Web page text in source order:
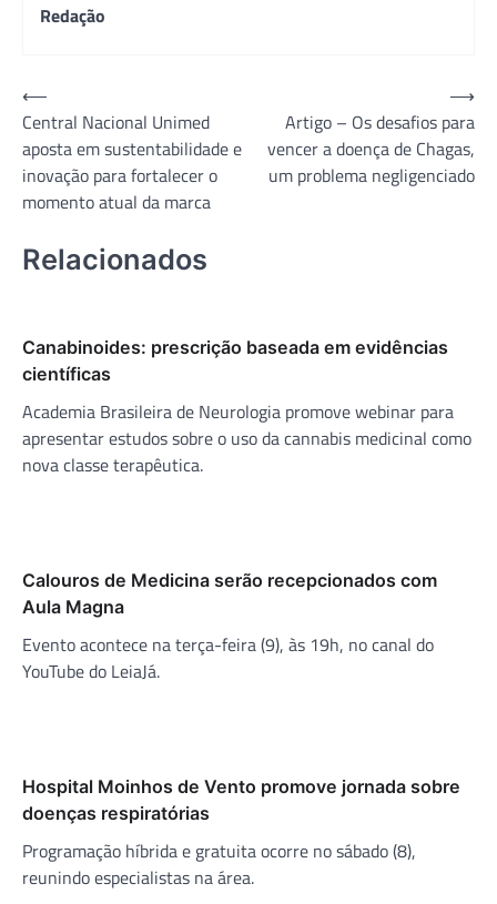
Redação
Navegação
de
Post
⟵
Central Nacional Unimed
aposta em sustentabilidade e
inovação para fortalecer o
momento atual da marca
Artigo – Os desafios para
vencer a doença de Chagas,
um problema negligenciado
⟶
Relacionados
Canabinoides: prescrição baseada em evidências
científicas
Academia Brasileira de Neurologia promove webinar para
apresentar estudos sobre o uso da cannabis medicinal como
nova classe terapêutica.
Calouros de Medicina serão recepcionados com
Aula Magna
Evento acontece na terça-feira (9), às 19h, no canal do
YouTube do LeiaJá.
Hospital Moinhos de Vento promove jornada sobre
doenças respiratórias
Programação híbrida e gratuita ocorre no sábado (8),
reunindo especialistas na área.